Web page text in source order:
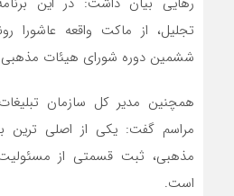
تجلیل، از ماکت واقعه عاشورا
ششمین دوره شورای هیئات
همچنین مدیر کل سازمان
مراسم گفت: یکی از اصلی ترین
مذهبی، ثبت قسمتی از
است.